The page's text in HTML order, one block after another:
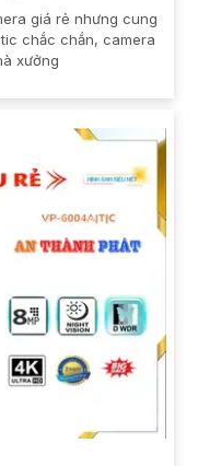
giá rẻ nhưng cung
chắc chắn, camera
xưởng